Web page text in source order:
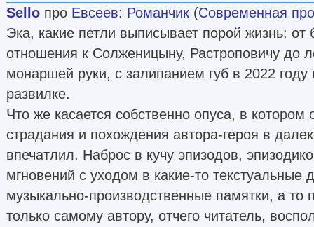
Sello про Евсеев: Романчик (Современная
Эка, какие петли выписывает порой жизнь: от
отношения к Солженицыну, Растроповичу до
монаршей руки, с залипанием губ в 2022
развилке.
Что же касается собственно опуса, в
страдания и похождения автора-героя в
впечатлил. Наброс в кучу эпизодов,
мгновений с уходом в какие-то
музыкально-производственные памятки, а то
только самому автору, отчего читатель,